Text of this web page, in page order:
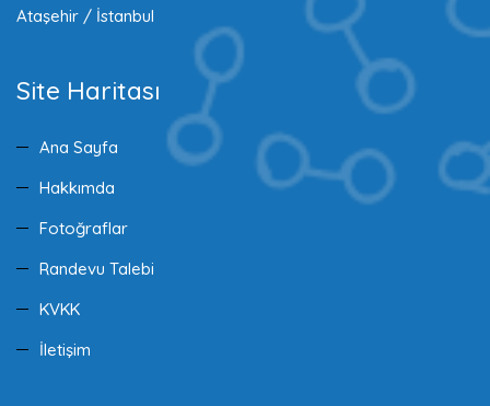
Ataşehir / İstanbul
Site Haritası
Ana Sayfa
Hakkımda
Fotoğraflar
Randevu Talebi
KVKK
İletişim